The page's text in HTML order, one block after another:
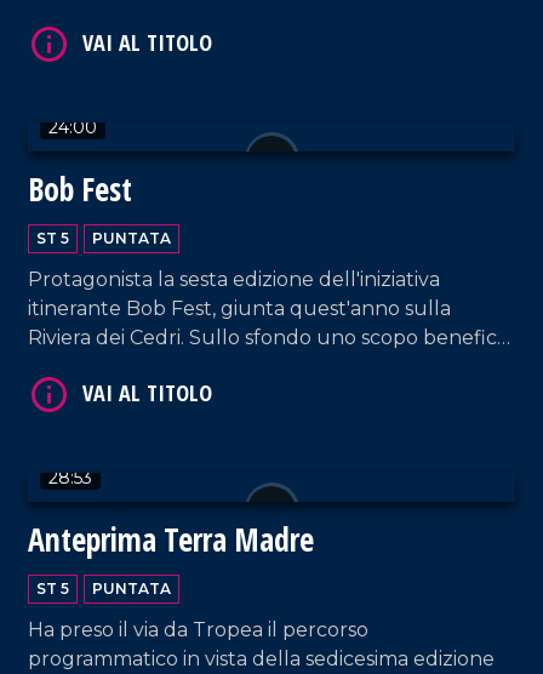
culturali.
24:00
Bob Fest
ST 5 PUNTATA
Protagonista la sesta edizione dell'iniziativa
itinerante Bob Fest, giunta quest'anno sulla
Riviera dei Cedri. Sullo sfondo uno scopo benefico:
28:53
Anteprima Terra Madre
ST 5 PUNTATA
Ha preso il via da Tropea il percorso
programmatico in vista della sedicesima edizione
VAI AL TITOLO